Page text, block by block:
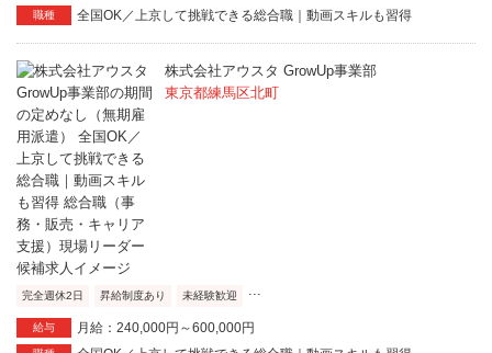
職種 全国OK／上京して挑戦できる総合職｜動画スキルも習得
株式会社アウスタ GrowUp事業部
東京都練馬区北町
完全週休2日 昇給制度あり 未経験歓迎 ...
給与 月給：240,000円～600,000円